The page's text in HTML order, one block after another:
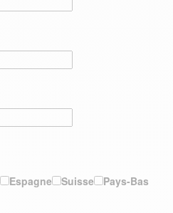
Espagne Suisse
Pays-Bas